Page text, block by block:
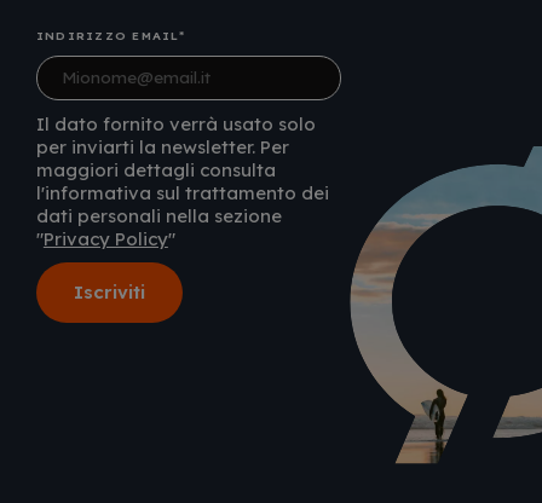
INDIRIZZO EMAIL
Il dato fornito verrà usato solo
per inviarti la newsletter. Per
maggiori dettagli consulta
l'informativa sul trattamento dei
dati personali nella sezione
"Privacy Policy"